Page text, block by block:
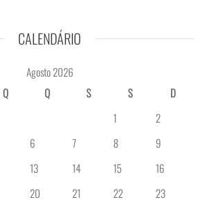
CALENDÁRIO
Agosto 2026
Q Q S S
D
1
2
6 7 8
9
13 14 15
16
20 21 22
23